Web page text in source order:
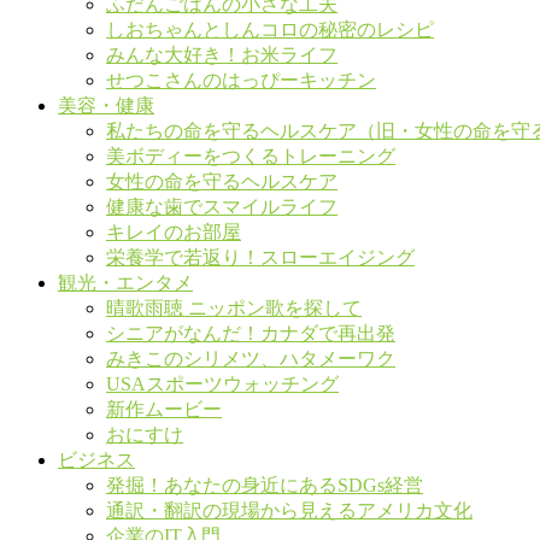
ふだんごはんの小さな工夫
しおちゃんとしんコロの秘密のレシピ
みんな大好き！お米ライフ
せつこさんのはっぴーキッチン
美容・健康
私たちの命を守るヘルスケア（旧・女性の命を守
美ボディーをつくるトレーニング
女性の命を守るヘルスケア
健康な歯でスマイルライフ
キレイのお部屋
栄養学で若返り！スローエイジング
観光・エンタメ
晴歌雨聴 ニッポン歌を探して
シニアがなんだ！カナダで再出発
みきこのシリメツ、ハタメーワク
USAスポーツウォッチング
新作ムービー
おにすけ
ビジネス
発掘！あなたの身近にあるSDGs経営
通訳・翻訳の現場から見えるアメリカ文化
企業のIT入門